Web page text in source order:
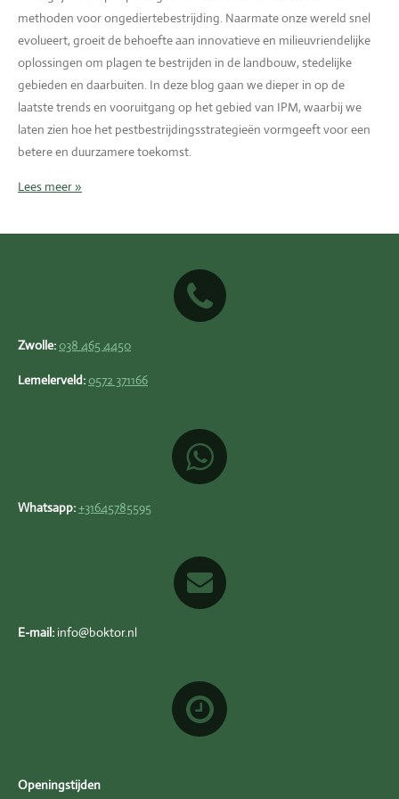
methoden voor ongediertebestrijding. Naarmate onze wereld snel
evolueert, groeit de behoefte aan innovatieve en milieuvriendelijke
oplossingen om plagen te bestrijden in de landbouw, stedelijke
gebieden en daarbuiten. In deze blog gaan we dieper in op de
laatste trends en vooruitgang op het gebied van IPM, waarbij we
laten zien hoe het pestbestrijdingsstrategieën vormgeeft voor een
betere en duurzamere toekomst.
Lees meer »
Zwolle:038 465 4450
Lemelerveld:0572 371166
Whatsapp:+31645785595
E-mail: info@boktor.nl
Openingstijden